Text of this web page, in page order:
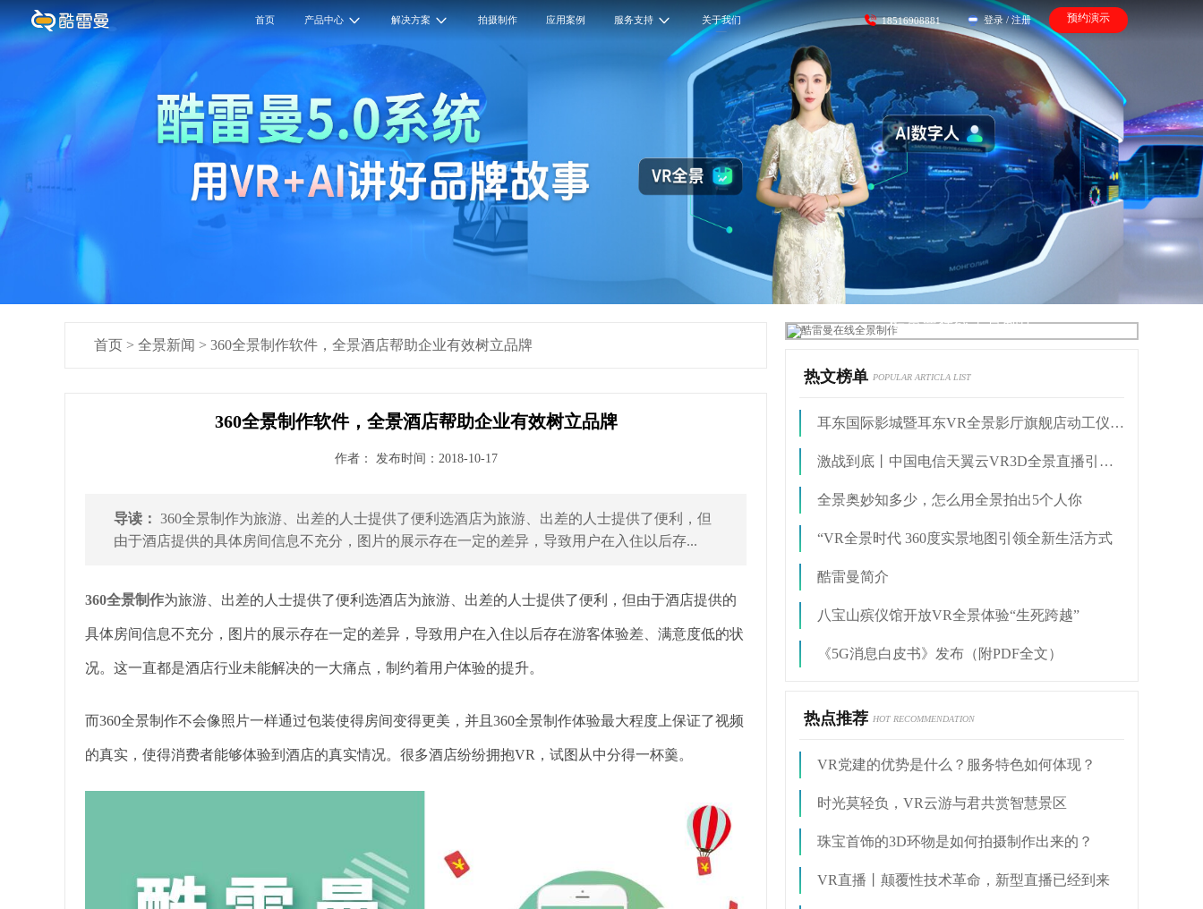
首页 产品中心 解决方案 拍摄制作 应用案例 服务支持 关于我们 18516908881 登录 / 注册 预约演示
首页 > 全景新闻 > 360全景制作软件，全景酒店帮助企业有效树立品牌
360全景制作软件，全景酒店帮助企业有效树立品牌
作者： 发布时间：2018-10-17
导读： 360全景制作为旅游、出差的人士提供了便利选酒店为旅游、出差的人士提供了便利，但
由于酒店提供的具体房间信息不充分，图片的展示存在一定的差异，导致用户在入住以后存...
360全景制作为旅游、出差的人士提供了便利选酒店为旅游、出差的人士提供了便利，但由于酒店提供的
具体房间信息不充分，图片的展示存在一定的差异，导致用户在入住以后存在游客体验差、满意度低的状
况。这一直都是酒店行业未能解决的一大痛点，制约着用户体验的提升。
而360全景制作不会像照片一样通过包装使得房间变得更美，并且360全景制作体验最大程度上保证了视频
的真实，使得消费者能够体验到酒店的真实情况。很多酒店纷纷拥抱VR，试图从中分得一杯羹。
酷雷曼在线全景制作
热文榜单 POPULAR ARTICLA LIST
耳东国际影城暨耳东VR全景影厅旗舰店动工仪式盛大举行
激战到底丨中国电信天翼云VR3D全景直播引燃拳击热火
全景奥妙知多少，怎么用全景拍出5个人你
“VR全景时代 360度实景地图引领全新生活方式
酷雷曼简介
八宝山殡仪馆开放VR全景体验“生死跨越”
《5G消息白皮书》发布（附PDF全文）
热点推荐 HOT RECOMMENDATION
VR党建的优势是什么？服务特色如何体现？
时光莫轻负，VR云游与君共赏智慧景区
珠宝首饰的3D环物是如何拍摄制作出来的？
VR直播丨颠覆性技术革命，新型直播已经到来